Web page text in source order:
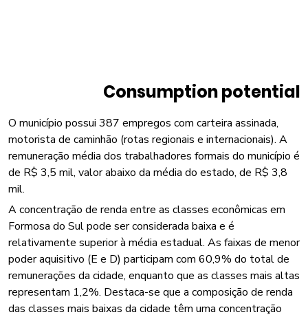
Consumption potential
O município possui 387 empregos com carteira assinada,
motorista de caminhão (rotas regionais e internacionais). A
remuneração média dos trabalhadores formais do município é
de R$ 3,5 mil, valor abaixo da média do estado, de R$ 3,8
mil.
A concentração de renda entre as classes econômicas em
Formosa do Sul pode ser considerada baixa e é
relativamente superior à média estadual. As faixas de menor
poder aquisitivo (E e D) participam com 60,9% do total de
remunerações da cidade, enquanto que as classes mais altas
representam 1,2%. Destaca-se que a composição de renda
das classes mais baixas da cidade têm uma concentração